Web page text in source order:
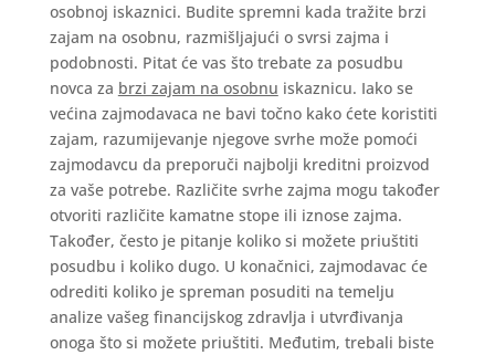
osobnoj iskaznici. Budite spremni kada tražite brzi
zajam na osobnu, razmišljajući o svrsi zajma i
podobnosti. Pitat će vas što trebate za posudbu
novca za brzi zajam na osobnu iskaznicu. Iako se
većina zajmodavaca ne bavi točno kako ćete koristiti
zajam, razumijevanje njegove svrhe može pomoći
zajmodavcu da preporuči najbolji kreditni proizvod
za vaše potrebe. Različite svrhe zajma mogu također
otvoriti različite kamatne stope ili iznose zajma.
Također, često je pitanje koliko si možete priuštiti
posudbu i koliko dugo. U konačnici, zajmodavac će
odrediti koliko je spreman posuditi na temelju
analize vašeg financijskog zdravlja i utvrđivanja
onoga što si možete priuštiti. Međutim, trebali biste